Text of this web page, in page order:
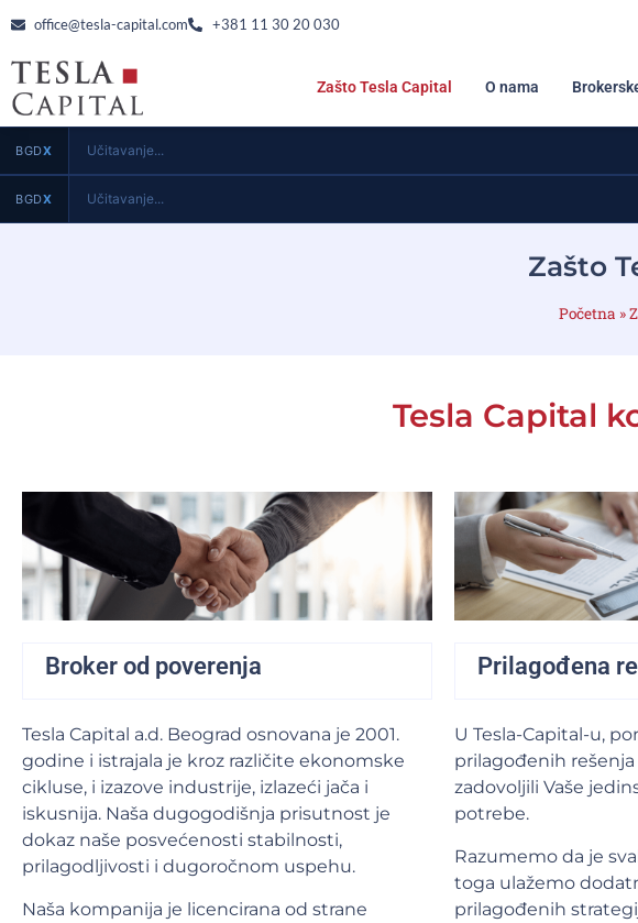
office@tesla-capital.com +381 11 30 20 030
Zašto Tesla Capital O nama
BGDX Učitavanje...
BGDX Učitavanje...
Zašto
Početna »
Tesla Capital
Broker od poverenja
Tesla Capital a.d. Beograd osnovana je 2001.
godine i istrajala je kroz različite ekonomske
cikluse, i izazove industrije, izlazeći jača i
iskusnija. Naša dugogodišnja prisutnost je
dokaz naše posvećenosti stabilnosti,
prilagodljivosti i dugoročnom uspehu.
Naša kompanija je licencirana od strane
Prilagođena
U Tesla-Capital-u,
prilagođenih
zadovoljili Vaše
potrebe.
Razumemo da je
toga ulažemo
prilagođenih